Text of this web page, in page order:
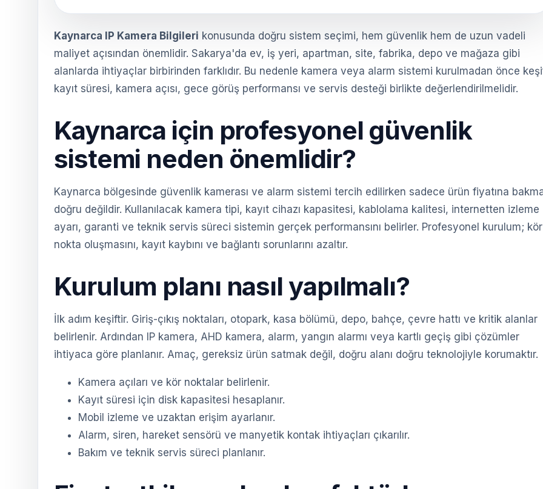
Kaynarca IP Kamera Bilgileri konusunda doğru sistem seçimi, hem güvenlik hem de uzun vadeli
maliyet açısından önemlidir. Sakarya'da ev, iş yeri, apartman, site, fabrika, depo ve mağaza gibi
alanlarda ihtiyaçlar birbirinden farklıdır. Bu nedenle kamera veya alarm sistemi kurulmadan önce
kayıt süresi, kamera açısı, gece görüş performansı ve servis desteği birlikte değerlendirilmelidir.
Kaynarca için profesyonel güvenlik
sistemi neden önemlidir?
Kaynarca bölgesinde güvenlik kamerası ve alarm sistemi tercih edilirken sadece ürün fiyatına
doğru değildir. Kullanılacak kamera tipi, kayıt cihazı kapasitesi, kablolama kalitesi, internetten izleme
ayarı, garanti ve teknik servis süreci sistemin gerçek performansını belirler. Profesyonel kurulum; kör
nokta oluşmasını, kayıt kaybını ve bağlantı sorunlarını azaltır.
Kurulum planı nasıl yapılmalı?
İlk adım keşiftir. Giriş-çıkış noktaları, otopark, kasa bölümü, depo, bahçe, çevre hattı ve kritik alanlar
belirlenir. Ardından IP kamera, AHD kamera, alarm, yangın alarmı veya kartlı geçiş gibi çözümler
ihtiyaca göre planlanır. Amaç, gereksiz ürün satmak değil, doğru alanı doğru teknolojiyle korumaktır.
Kamera açıları ve kör noktalar belirlenir.
Kayıt süresi için disk kapasitesi hesaplanır.
Mobil izleme ve uzaktan erişim ayarlanır.
Alarm, siren, hareket sensörü ve manyetik kontak ihtiyaçları çıkarılır.
Bakım ve teknik servis süreci planlanır.